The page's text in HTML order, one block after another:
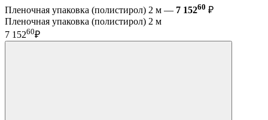
Пленочная упаковка (полистирол) 2 м — 7 15260 ₽
Пленочная упаковка (полистирол) 2 м
7 15260₽